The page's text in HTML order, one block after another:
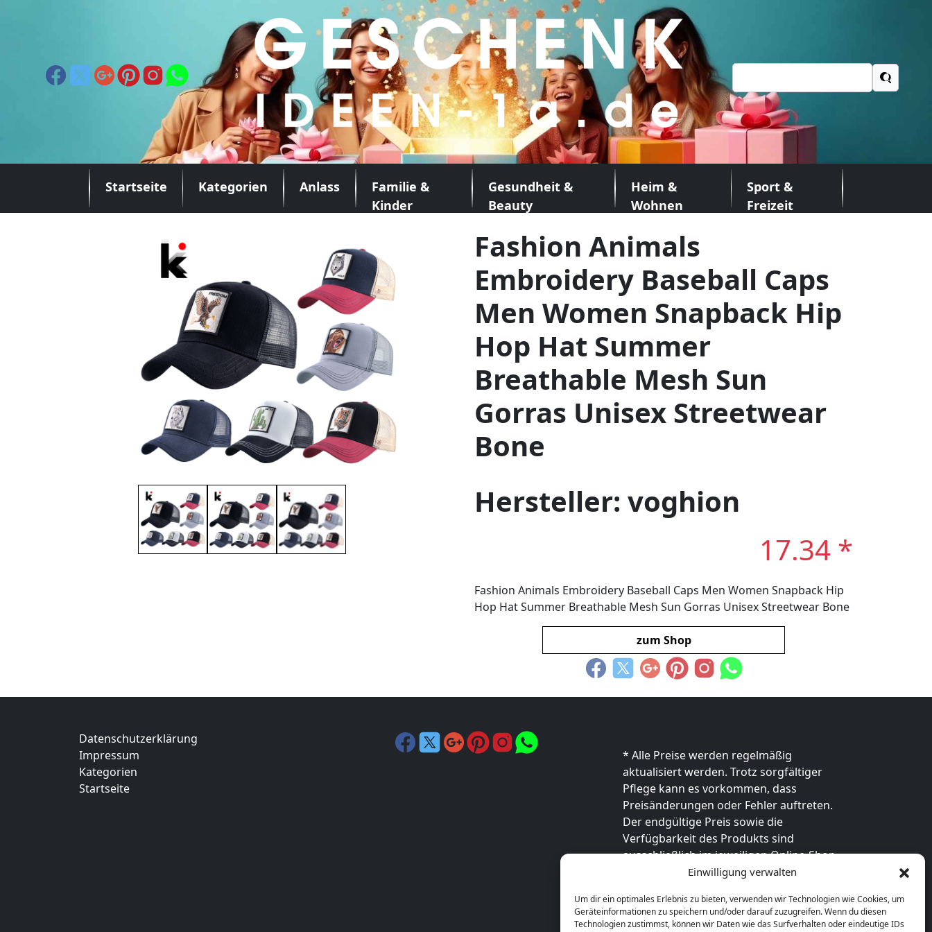
Einwilligung verwalten
Um dir ein optimales Erlebnis zu bieten, verwenden wir Technologien wie Cookies, um
Geräteinformationen zu speichern und/oder darauf zuzugreifen. Wenn du diesen
Technologien zustimmst, können wir Daten wie das Surfverhalten oder eindeutige IDs
nach:
Startseite Kategorien Anlass
Familie &
Kinder
Gesundheit &
Beauty
Heim &
Wohnen
Sport &
Freizeit
Fashion Animals
Embroidery Baseball Caps
Men Women Snapback Hip
Hop Hat Summer
Breathable Mesh Sun
Gorras Unisex Streetwear
Bone
Hersteller: voghion
17.34 *
Fashion Animals Embroidery Baseball Caps Men Women Snapback Hip
Hop Hat Summer Breathable Mesh Sun Gorras Unisex Streetwear Bone
zum Shop
Datenschutzerklärung
Impressum
Kategorien
Startseite
* Alle Preise werden regelmäßig
aktualisiert werden. Trotz sorgfältiger
Pflege kann es vorkommen, dass
Preisänderungen oder Fehler auftreten.
Der endgültige Preis sowie die
Verfügbarkeit des Produkts sind
ausschließlich im jeweiligen Online-Shop
des Anbieters verbindlich. Bitte
beim Händler.